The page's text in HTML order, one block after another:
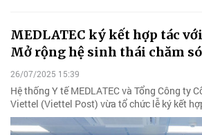
MEDLATEC ký kết hợp tác
Mở rộng hệ sinh thái chăm
26/07/2025 15:39
Hệ thống Y tế MEDLATEC và Tổng Công ty
Viettel (Viettel Post) vừa tổ chức lễ ký kết